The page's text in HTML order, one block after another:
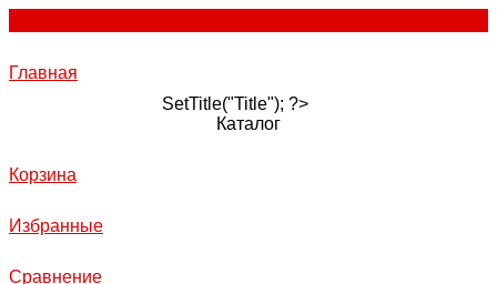
Главная
SetTitle("Title"); ?>
Каталог
Корзина
Избранные
Сравнение